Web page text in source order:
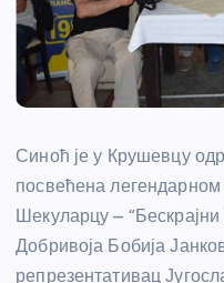
Синоћ је у Крушевцу
посвећена
Шекуларцу –
Добривоја Бобија
репрезентативац